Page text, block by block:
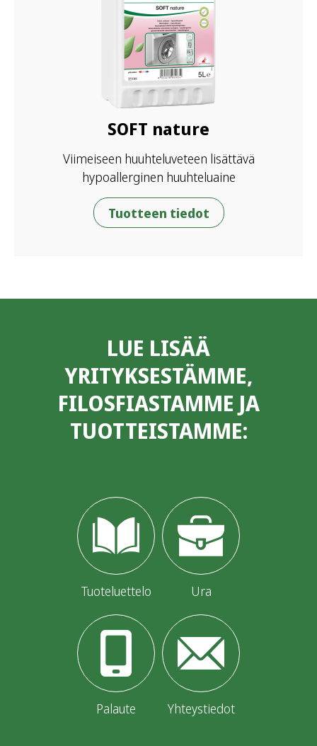
SOFT nature
Viimeiseen huuhteluveteen lisättävä
hypoallerginen huuhteluaine
Tuotteen tiedot
LUE LISÄÄ
YRITYKSESTÄMME,
FILOSFIASTAMME JA
TUOTTEISTAMME:
Tuoteluettelo Ura
Palaute Yhteystiedot